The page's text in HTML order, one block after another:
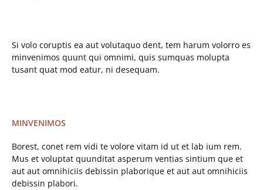
Si volo coruptis ea aut volutaquo dent, tem harum volorro es
minvenimos quunt qui omnimi, quis sumquas molupta
tusant quat mod eatur, ni desequam.
MINVENIMOS
Borest, conet rem vidi te volore vitam id ut et lab ium rem.
Mus et voluptat quunditat asperum ventias sintium que et
aut aut omnihiciis debissin plaborique et aut aut omnihiciis
debissin plabori.